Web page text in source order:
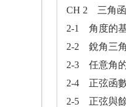
CH 2 三角
2-1 角度的
2-2 銳角三
2-3 任意角
2-4 正弦函
2-5 正弦與